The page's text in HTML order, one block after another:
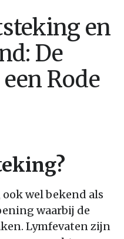
en
De
Rode
wel bekend als
waarbij de
Lymfevaten zijn